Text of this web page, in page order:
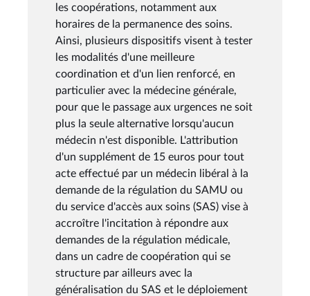
les coopérations, notamment aux
horaires de la permanence des soins.
Ainsi, plusieurs dispositifs visent à tester
les modalités d'une meilleure
coordination et d'un lien renforcé, en
particulier avec la médecine générale,
pour que le passage aux urgences ne soit
plus la seule alternative lorsqu'aucun
médecin n'est disponible. L'attribution
d'un supplément de 15 euros pour tout
acte effectué par un médecin libéral à la
demande de la régulation du SAMU ou
du service d'accès aux soins (SAS) vise à
accroître l'incitation à répondre aux
demandes de la régulation médicale,
dans un cadre de coopération qui se
structure par ailleurs avec la
généralisation du SAS et le déploiement